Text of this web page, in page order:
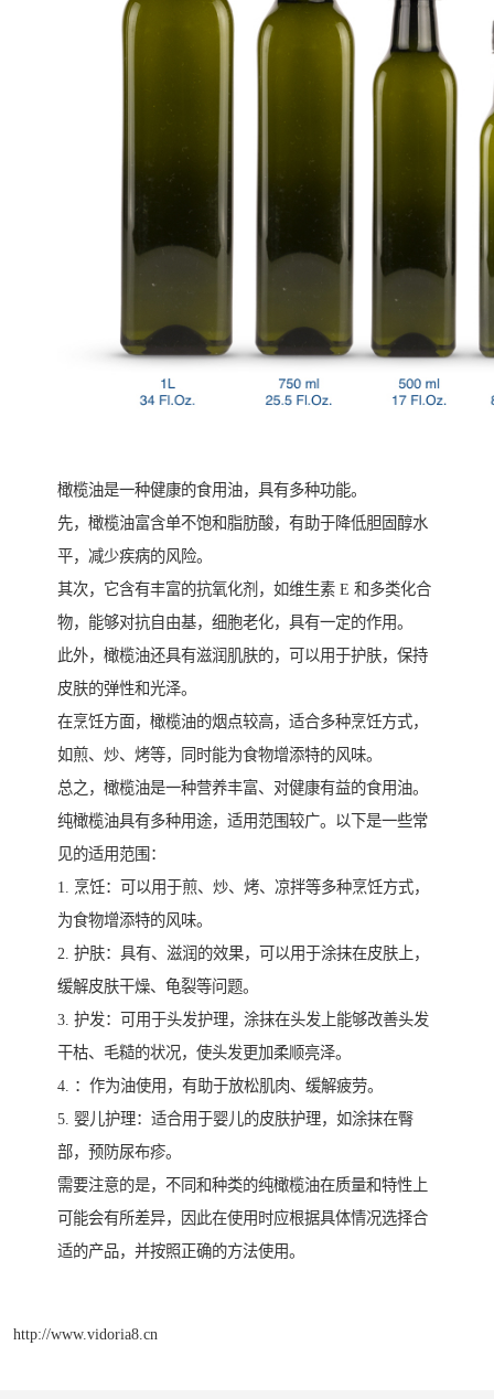
橄榄油是一种健康的食用油，具有多种功能。
先，橄榄油富含单不饱和脂肪酸，有助于降低胆固醇水
平，减少疾病的风险。
其次，它含有丰富的抗氧化剂，如维生素 E 和多类化合
物，能够对抗自由基，细胞老化，具有一定的作用。
此外，橄榄油还具有滋润肌肤的，可以用于护肤，保持
皮肤的弹性和光泽。
在烹饪方面，橄榄油的烟点较高，适合多种烹饪方式，
如煎、炒、烤等，同时能为食物增添特的风味。
总之，橄榄油是一种营养丰富、对健康有益的食用油。
纯橄榄油具有多种用途，适用范围较广。以下是一些常
见的适用范围：
1. 烹饪：可以用于煎、炒、烤、凉拌等多种烹饪方式，
为食物增添特的风味。
2. 护肤：具有、滋润的效果，可以用于涂抹在皮肤上，
缓解皮肤干燥、龟裂等问题。
3. 护发：可用于头发护理，涂抹在头发上能够改善头发
干枯、毛糙的状况，使头发更加柔顺亮泽。
4. ：作为油使用，有助于放松肌肉、缓解疲劳。
5. 婴儿护理：适合用于婴儿的皮肤护理，如涂抹在臀
部，预防尿布疹。
需要注意的是，不同和种类的纯橄榄油在质量和特性上
可能会有所差异，因此在使用时应根据具体情况选择合
适的产品，并按照正确的方法使用。
http://www.vidoria8.cn